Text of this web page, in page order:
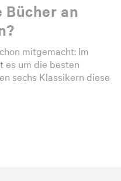
Bücher an
mitgemacht: Im
es um die besten
sechs Klassikern diese